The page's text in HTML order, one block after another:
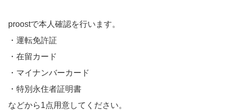
proostで本人確認を行います。
・運転免許証
・在留カード
・マイナンバーカード
・特別永住者証明書
などから1点用意してください。